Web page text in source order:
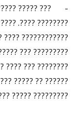
?? ???????
?????? ???????
??????? ??? ?????
????? ????????
????? ?? ??? ????
???? ?? ????? ???
??????? ????????.